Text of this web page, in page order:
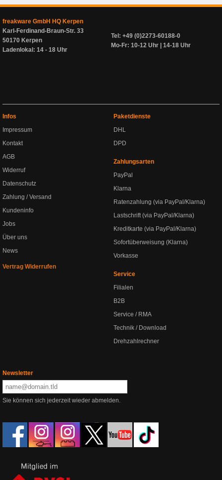
freakware GmbH HQ Kerpen
Karl-Ferdinand-Braun-Str. 33
50170 Kerpen
Ladenlokal: 14 - 18 Uhr
Tel: +49 (0)2273-60188-0
Mo-Fr: 10-12 Uhr | 14-18 Uhr
Infos
Impressum
Kontakt
AGB
Widerruf
Datenschutz
Zahlung / Versand
Kundeninfo
Jobs
Über uns
News
Vertrag Widerrufen
Paketdienste
DHL
DPD
Zahlungsarten
PayPal
Klarna
Ratenzahlung (via PayPal/Klarna)
Lastschrift (via PayPal/Klarna)
Kreditkarte (via PayPal/Klarna)
Sofortüberweisung (Klarna)
Vorkasse
Service
Filialen
B2B
Service / RMA
Technik / Download
Drehzahlrechner
Newsletter
Sie können sich jederzeit wieder abmelden.